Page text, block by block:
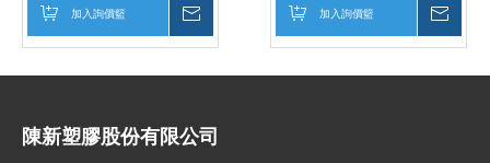
加入詢價籃 加入詢價籃
陳新塑膠股份有限公司